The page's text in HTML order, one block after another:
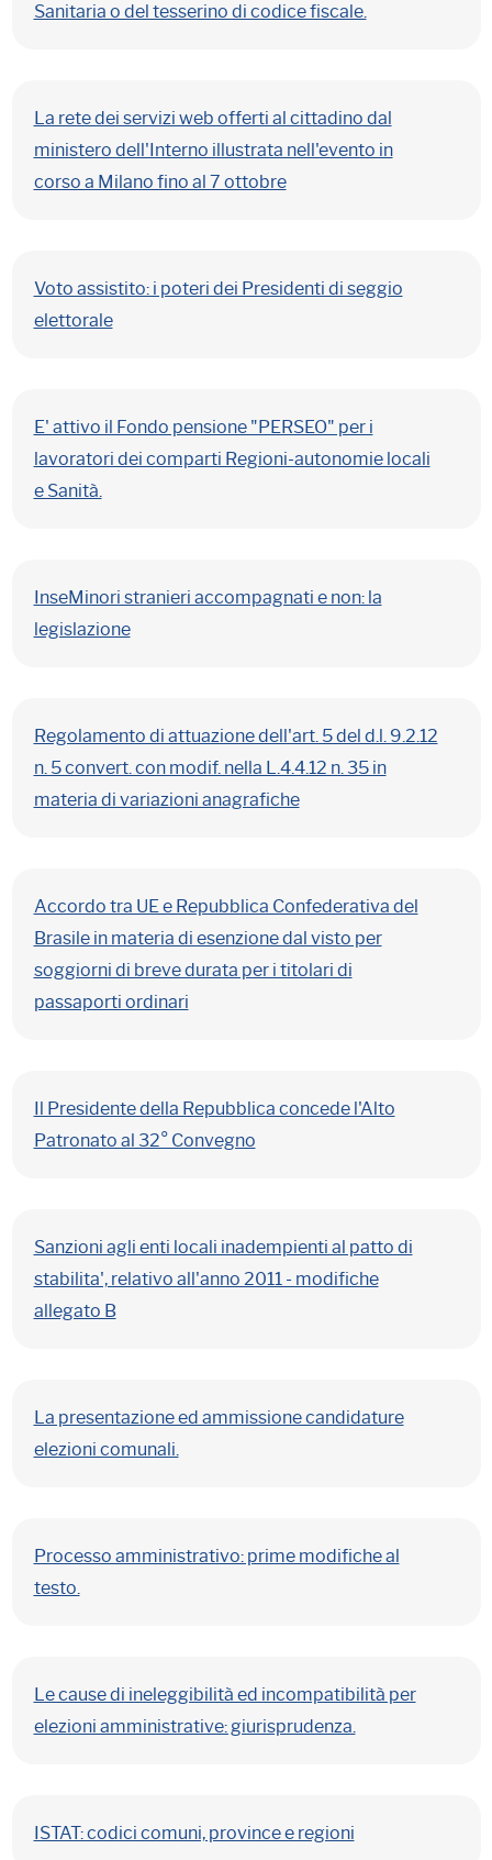
Sanitaria o del tesserino di codice fiscale.
La rete dei servizi web offerti al cittadino dal
ministero dell'Interno illustrata nell'evento in
corso a Milano fino al 7 ottobre
Voto assistito: i poteri dei Presidenti di seggio
elettorale
E' attivo il Fondo pensione "PERSEO" per i
lavoratori dei comparti Regioni-autonomie locali
e Sanità.
InseMinori stranieri accompagnati e non: la
legislazione
Regolamento di attuazione dell'art. 5 del d.l. 9.2.12
n. 5 convert. con modif. nella L.4.4.12 n. 35 in
materia di variazioni anagrafiche
Accordo tra UE e Repubblica Confederativa del
Brasile in materia di esenzione dal visto per
soggiorni di breve durata per i titolari di
passaporti ordinari
Il Presidente della Repubblica concede l'Alto
Patronato al 32° Convegno
Sanzioni agli enti locali inadempienti al patto di
stabilita', relativo all'anno 2011 - modifiche
allegato B
La presentazione ed ammissione candidature
elezioni comunali.
Processo amministrativo: prime modifiche al
testo.
Le cause di ineleggibilità ed incompatibilità per
elezioni amministrative: giurisprudenza.
ISTAT: codici comuni, province e regioni